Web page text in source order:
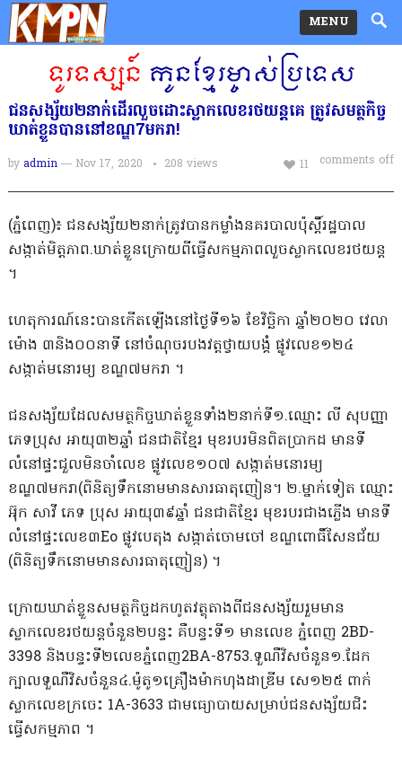
MENU
ជនសង្ស័យ២នាក់ដើរលួចដោះស្លាកលេខរថយន្តគេ ត្រូវសមត្ថកិច្ច
ឃាត់ខ្លួនបាននៅខណ្ឌ7មករា!
by admin — Nov 17, 2020 208 views comments off
11
(ភ្នំពេញ)៖ ជនសង្ស័យ២នាក់ត្រូវបានកម្លាំងនគរបាលប៉ុស្តិ៍រដ្ឋបាល
សង្កាត់មិត្តភាព.ឃាត់ខ្លួនក្រោយពីធ្វើសកម្មភាពលួចស្លាកលេខរថយន្ត
។
ហេតុការណ៍នេះបានកើតឡើងនៅថ្ងៃទី១៦ ខែវិច្ឆិកា ឆ្នាំ២០២០ វេលា
ម៉ោង ៣និង០០នាទី នៅចំណុចរបងវត្តថ្វាយបង្គំ ផ្លូវលេខ១២៤
សង្កាត់មនោរម្យ ខណ្ឌ៧មករា ។
ជនសង្ស័យដែលសមត្ថកិច្ចឃាត់ខ្លួនទាំង២នាក់ទី១.ឈ្មោះ លី សុបញ្ញា
ភេទប្រុស អាយុ៣២ឆ្នាំ ជនជាតិខ្មែរ មុខរបរមិនពិតប្រាកដ មានទី
លំនៅផ្ទះជួលមិនចាំលេខ ផ្លូវលេខ១០៧ សង្កាត់មនោរម្យ
ខណ្ឌ៧មករា(ពិនិត្យទឹកនោមមានសារធាតុញៀន។ ២.ម្នាក់ទៀត ឈ្មោះ
អ៊ុក សាវី ភេទ ប្រុស អាយុ៣៩ឆ្នាំ ជនជាតិខ្មែរ មុខរបរជាងភ្លើង មានទី
លំនៅផ្ទះលេខ៣Eo ផ្លូវបេតុង សង្កាត់ចោមចៅ ខណ្ឌពោធិ៍សែនជ័យ
(ពិនិត្យទឹកនោមមានសារធាតុញៀន) ។
ក្រោយឃាត់ខ្លួនសមត្ថកិច្ចដកហូតវត្ថុតាងពីជនសង្ស័យរួមមាន
ស្លាកលេខរថយន្តចំនួន២បន្ទះ គឺបន្ទះទី១ មានលេខ ភ្នំពេញ 2BD-
3398 និងបន្ទះទី២លេខភ្នំពេញ2BA-8753.ទួណឺវិសចំនួន១.ដែក
ក្បាលទួណឺវិសចំនួន៤.ម៉ូតូ១គ្រឿងម៉ាកហុងដាឌ្រីម សេ១២៥ ពាក់
ស្លាកលេខក្រចេះ 1A-3633 ជាមធ្យោបាយសម្រាប់ជនសង្ស័យជិះ
ធ្វើសកម្មភាព ។